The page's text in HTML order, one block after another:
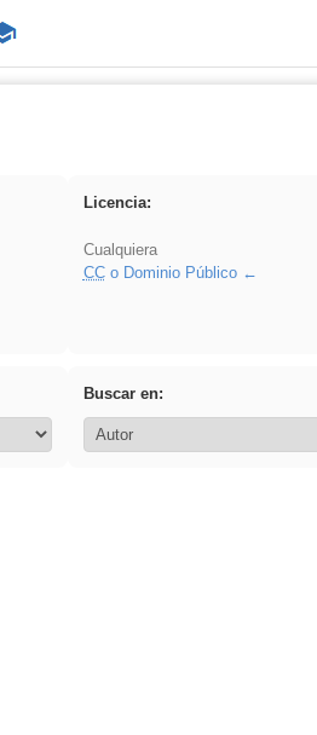
Licencia:
Cualquiera
CCo Dominio Público
Buscar en: